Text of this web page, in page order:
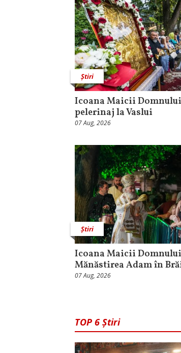
Știri
Icoana Maicii
pelerinaj la Vaslui
07 Aug, 2026
Știri
Icoana Maicii
Mănăstirea Adam în
07 Aug, 2026
TOP 6 Știri